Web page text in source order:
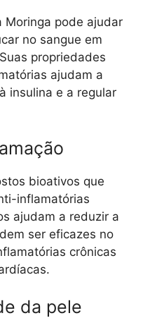
Moringa pode ajudar
no sangue em
propriedades
ajudam a
insulina e a regular
bioativos que
inflamatórias
ajudam a reduzir a
ser eficazes no
crônicas
da pele